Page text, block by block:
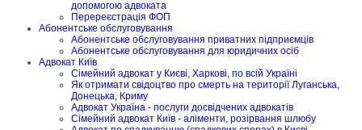
допомогою адвоката
Перереєстрація ФОП
Абонентське обслуговування
Абонентське обслуговування приватних підприємців
Абонентське обслуговування для юридичних осіб
Адвокат Київ
Сімейний адвокат у Києві, Харкові, по всій Україні
Як отримати свідоцтво про смерть на території Луганська,
Донецька, Криму
Адвокат Україна - послуги досвідчених адвокатів
Сімейний адвокат Київ - аліменти, розірвання шлюбу